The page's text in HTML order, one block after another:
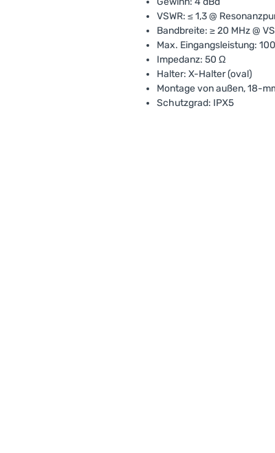
VSWR: ≤ 1,3 @
Bandbreite: ≥ 20 MHz @
Max. Eingangsleistung:
Impedanz: 50 Ω
Halter: X-Halter (oval)
Montage von außen, 18-
Schutzgrad: IPX5